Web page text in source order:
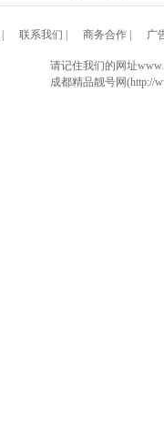
联系我们 商务合作| 广
请记住我们的网址
成都精品靓号网(http://